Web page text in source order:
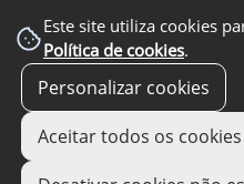
Este site utiliza cookies
Política de cookies.
Personalizar cookies
Aceitar todos os cookies